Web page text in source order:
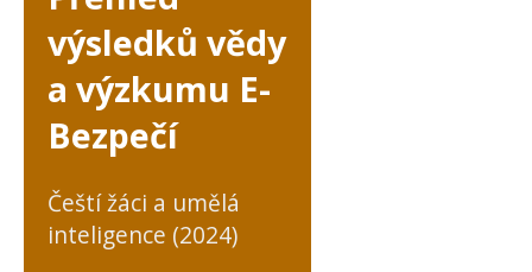
výsledků vědy
a výzkumu E-
Bezpečí
Čeští žáci a umělá
inteligence (2024)